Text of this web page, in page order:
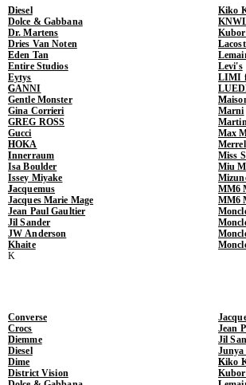
Diesel
Dolce & Gabbana
Dr. Martens
Dries Van Noten
Eden Tan
Entire Studios
Eytys
GANNI
Gentle Monster
Gina Corrieri
GREG ROSS
Gucci
HOKA
Innerraum
Isa Boulder
Issey Miyake
Jacquemus
Jacques Marie Mage
Jean Paul Gaultier
Jil Sander
JW Anderson
Khaite
Kiko
Levi's
LIMI
Marni
Max
Miss
Miu
MM6
MM6
Converse
Crocs
Diemme
Diesel
Dime
District Vision
Jean
Jil
Junya
Kiko